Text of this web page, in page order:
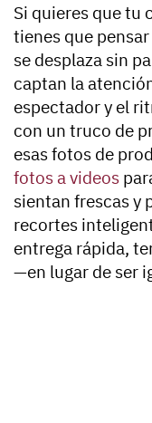
Si quieres que tu
tienes que
se desplaza sin
captan la
espectador y el
con un truco de
esas fotos de
fotos a videos
sientan frescas y
recortes
entrega rápida,
—en lugar de ser